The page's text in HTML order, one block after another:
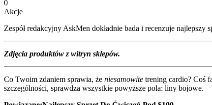
0
Akcje
Zespół redakcyjny AskMen dokładnie bada i recenzuje
Zdjęcia produktów z witryn sklepów.
Co Twoim zdaniem sprawia, że niesamowite trening cardio? Coś
szczególności, sprawdza wszystkie powyższe pola: liny bojowe.